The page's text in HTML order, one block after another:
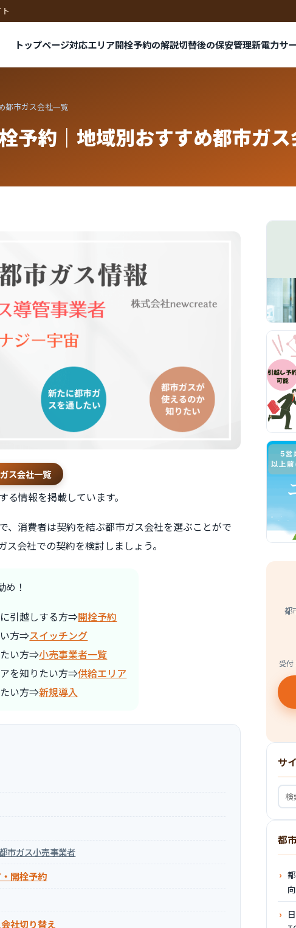
トップページ対応エリア開栓予約の解説切替後の保安管理新電力サ
都市ガス会社一覧
予約｜地域別おすすめ都市ガ
ス会社一覧
る情報を掲載しています。
、消費者は契約を結ぶ都市ガス会社を選ぶことがで
会社での契約を検討しましょう。
！
引越しする方⇒開栓予約
い方⇒スイッチング
たい方⇒小売事業者一覧
を知りたい方⇒供給エリア
たい方⇒新規導入
市ガス小売事業者
開栓予約
社切り替え
都
受付
サ
検
索:
都